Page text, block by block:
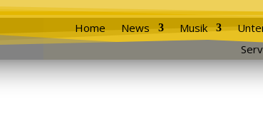
Home News Musik